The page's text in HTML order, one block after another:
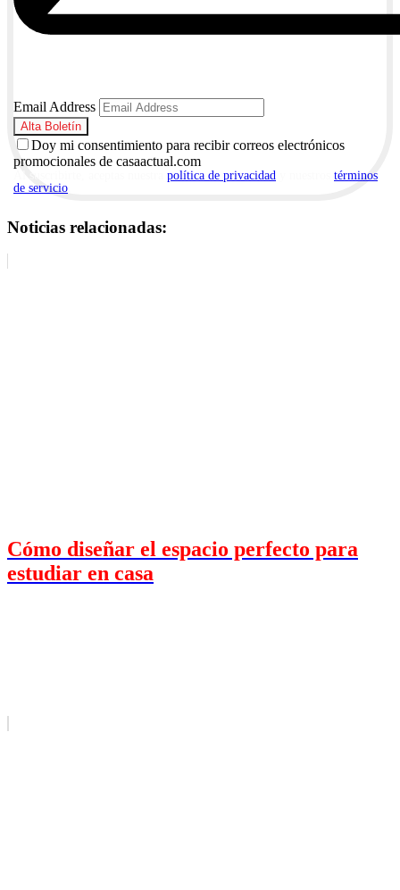
Email Address
Doy mi consentimiento para recibir correos electrónicos
promocionales de casaactual.com
política de privacidad
términos
de servicio
Noticias relacionadas:
Cómo diseñar el espacio perfecto para
estudiar en casa